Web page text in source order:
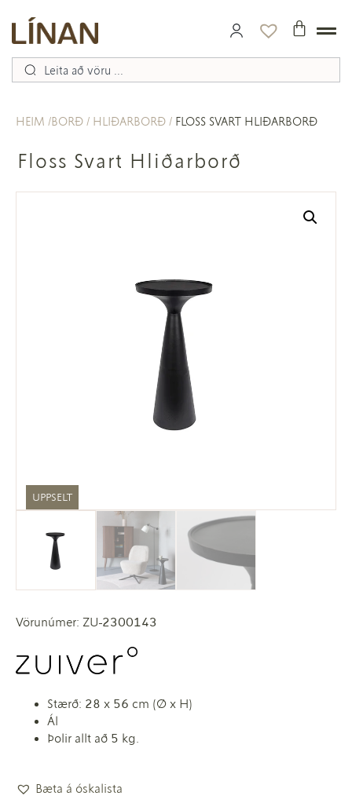
HEIM BORÐ HLIÐARBORÐ FLOSS SVART HLIÐARBORÐ
Floss Svart Hliðarborð
UPPSELT
Vörunúmer: ZU-2300143
Stærð: 28 x 56 cm (Ø x H)
Ál
Þolir allt að 5 kg.
Bæta á óskalista